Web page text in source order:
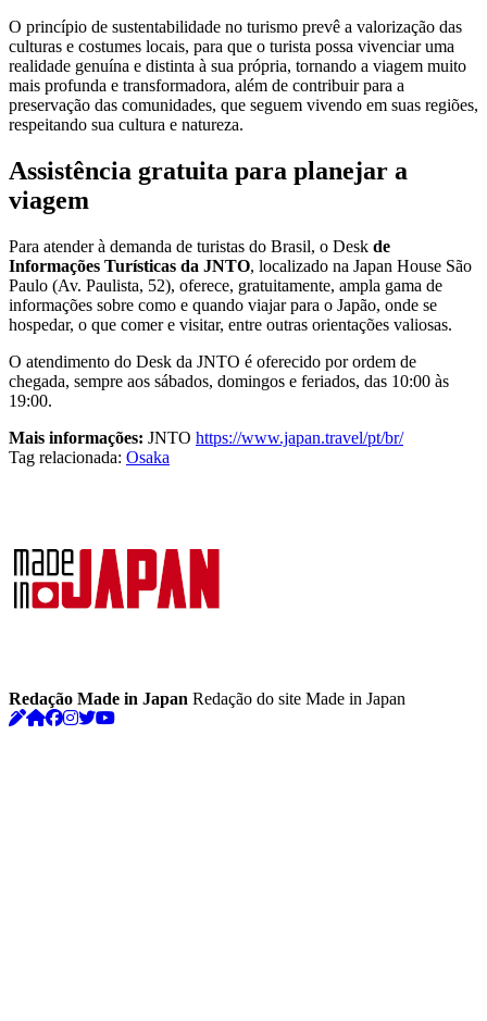
O princípio de sustentabilidade no turismo prevê a valorização das
culturas e costumes locais, para que o turista possa vivenciar uma
realidade genuína e distinta à sua própria, tornando a viagem muito
mais profunda e transformadora, além de contribuir para a
preservação das comunidades, que seguem vivendo em suas regiões,
respeitando sua cultura e natureza.
Assistência gratuita para planejar a
viagem
Para atender à demanda de turistas do Brasil, o Desk de
Informações Turísticas da JNTO, localizado na Japan House São
Paulo (Av. Paulista, 52), oferece, gratuitamente, ampla gama de
informações sobre como e quando viajar para o Japão, onde se
hospedar, o que comer e visitar, entre outras orientações valiosas.
O atendimento do Desk da JNTO é oferecido por ordem de
chegada, sempre aos sábados, domingos e feriados, das 10:00 às
19:00.
Mais informações: JNTO https://www.japan.travel/pt/br/
Tag relacionada: Osaka
Redação Made in Japan Redação do site Made in Japan